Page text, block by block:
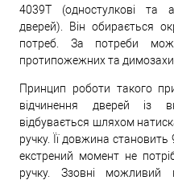
4039T (одностулкові та
дверей). Він обирається
потреб. За потреби
протипожежних та
Принцип роботи такого
відчинення дверей із
відбувається шляхом
ручку. Її довжина
екстрений момент не
ручку. Ззовні